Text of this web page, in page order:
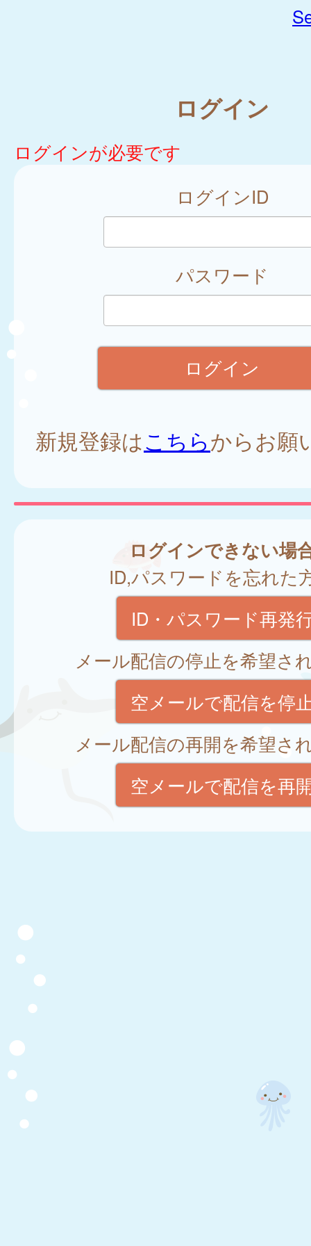
ログイン
ログインが必要です
ログインID
パスワード
新規登録はこちらからお願
ログインできない場
ID,パスワードを忘れた
ID・パスワード再発
メール配信の停止を希望さ
空メールで配信を停
メール配信の再開を希望さ
空メールで配信を再